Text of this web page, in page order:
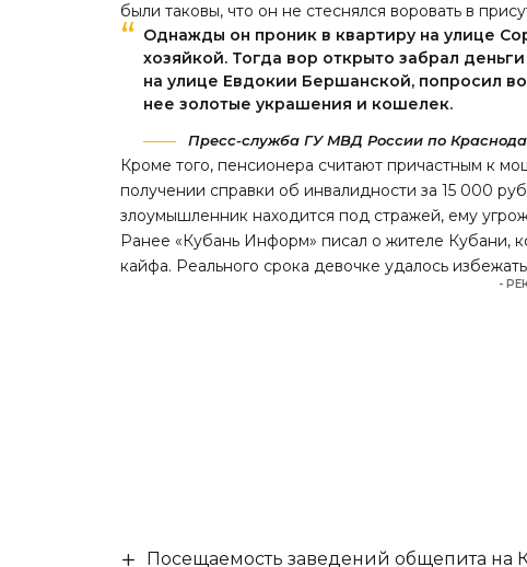
были таковы, что он не стеснялся воровать в
Однажды он проник в квартиру на улице
хозяйкой. Тогда вор открыто забрал
на улице Евдокии Бершанской, попросил
нее золотые украшения и кошелек.
Пресс-служба ГУ МВД России по
Кроме того, пенсионера считают причастным к
получении справки об инвалидности за 15 000
злоумышленник находится под стражей, ему
Ранее «Кубань Информ» писал о жителе Кубани,
кайфа. Реального срока девочке удалось
-
Посещаемость заведений общепита на